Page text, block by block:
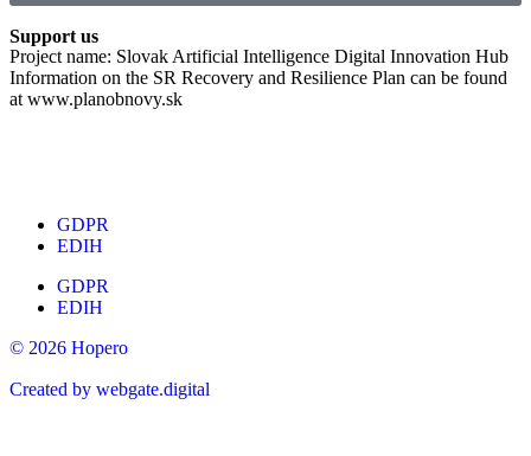
Support us
Project name: Slovak Artificial Intelligence Digital Innovation Hub
Information on the SR Recovery and Resilience Plan can be found
at www.planobnovy.sk
GDPR
EDIH
GDPR
EDIH
© 2026 Hopero
Created by webgate.digital